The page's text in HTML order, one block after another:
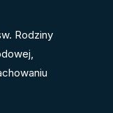
Rodziny